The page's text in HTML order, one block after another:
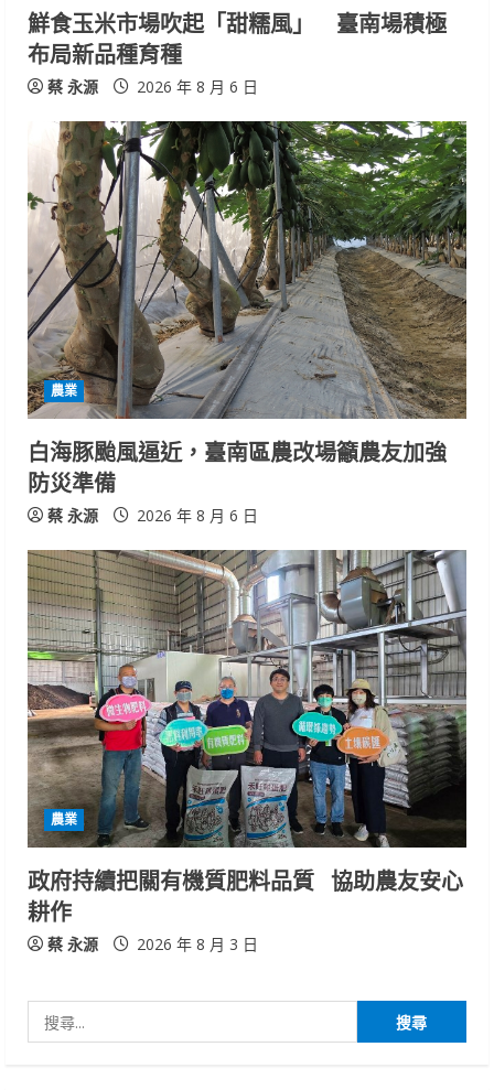
g
鮮食玉米市場吹起「甜糯風」 臺南場積極
布局新品種育種
蔡 永源 2026 年 8 月 6 日
農業
白海豚颱風逼近，臺南區農改場籲農友加強
防災準備
蔡 永源 2026 年 8 月 6 日
農業
政府持續把關有機質肥料品質 協助農友安心
耕作
蔡 永源 2026 年 8 月 3 日
尋